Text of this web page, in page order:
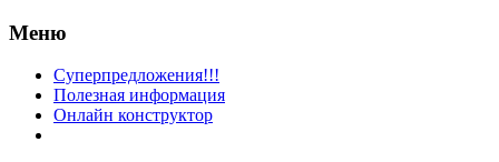
Меню
Суперпредложения!!!
Полезная информация
Онлайн конструктор